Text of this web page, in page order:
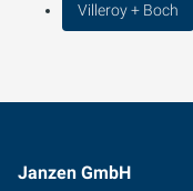
Villeroy + Boch
Janzen GmbH